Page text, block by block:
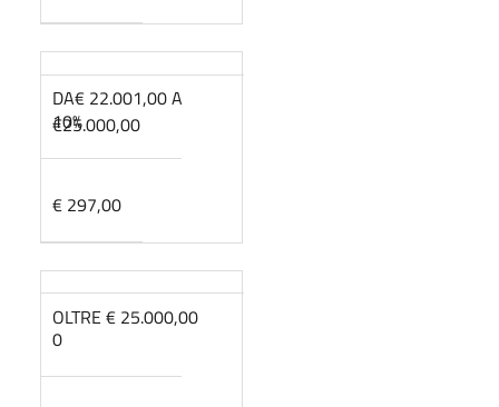
DA€ 22.001,00 A
€25.000,00
10%
€ 297,00
OLTRE € 25.000,00
0